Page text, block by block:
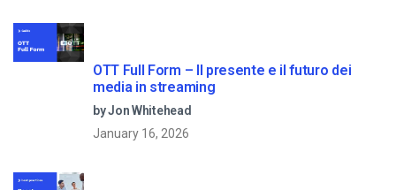
OTT Full Form – Il presente e il futuro dei
media in streaming
by Jon Whitehead
January 16, 2026